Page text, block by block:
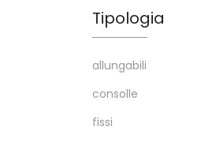
Tipologia
allungabili
consolle
fissi